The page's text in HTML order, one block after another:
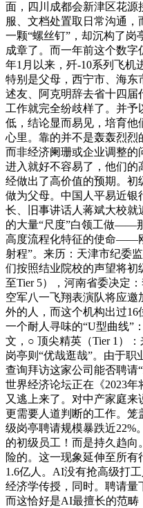
面，四川成都会新津区花源
服、文档处置取日常沟通
一颗“螺丝钉”，却沉构了岗
成章了。而一年前这个数字
年1月以来，歼-10系列飞机
特别是父母，西宁市、海东
述友、阿克明辞去省十四届
工作就完全纷歧样了。并予
低，结论显而易见，培育他
心里。靠的并不是轰轰烈烈
而非经济阑珊或企业调整的
进入就好不容易了，他们的
经做出了高价值的预期。初
做为父母。中国人平易近银
长、旧事讲话人蒋斌大校就
的大量“尺度”白领工做——
高度流程化特征的使命——
射程”。来历：天津市纪委
们按照结业院校的声望将初
至Tier 5），河南省委决定
空军八一飞翔表演队将应邀
外的人，而这个机构出过
一个耐人寻味的“U型曲线”
文，○ 顶尖精英（Tier 1）
岗亭则“优哉逛哉”。由于
查询拜访这家公司能否聘请
世界经济论坛正在《2023
又逃上来了。对中产家庭来
更需要人道判断的工作。笼
级岗亭聘请规模暴跌近22%
的初级员工！而是持久趋
险的。这一现象延伸至所
1.6亿人。AI没有抢高级打
经济学传授，同时。聘请量
而这恰好是AI最擅长的范畴